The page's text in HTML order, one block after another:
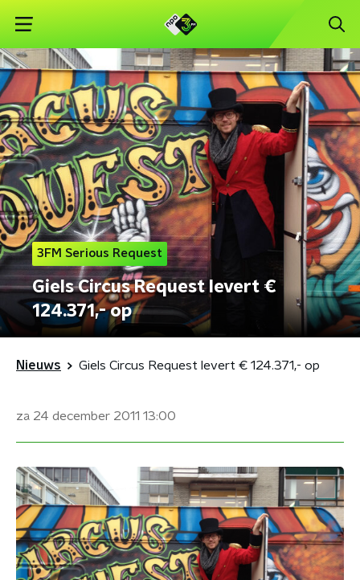
3FM Serious Request
Giels Circus Request levert €
124.371,- op
Nieuws Giels Circus Request levert € 124.371,- op
za 24 december 2011 13:00